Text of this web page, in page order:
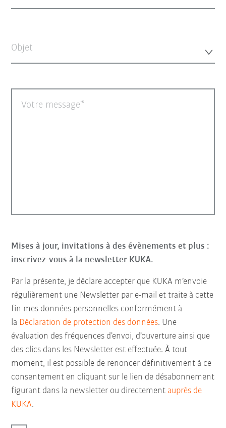
Objet
Votre message
Mises à jour, invitations à des évènements et plus :
inscrivez-vous à la newsletter KUKA.
Par la présente, je déclare accepter que KUKA m’envoie
régulièrement une Newsletter par e-mail et traite à cette
fin mes données personnelles conformément à
la Déclaration de protection des données. Une
évaluation des fréquences d’envoi, d’ouverture ainsi que
des clics dans les Newsletter est effectuée. À tout
moment, il est possible de renoncer définitivement à ce
consentement en cliquant sur le lien de désabonnement
figurant dans la newsletter ou directement auprès de
KUKA.